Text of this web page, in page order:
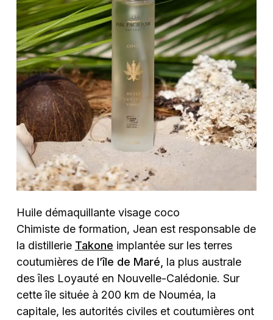
Huile démaquillante visage coco
Chimiste de formation, Jean est responsable de
la distillerie Takone implantée sur les terres
coutumières de l’île de Maré, la plus australe
des îles Loyauté en Nouvelle-Calédonie. Sur
cette île située à 200 km de Nouméa, la
capitale, les autorités civiles et coutumières ont